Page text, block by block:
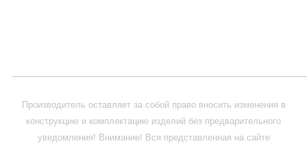
Производитель оставляет за собой право вносить изменения в
конструкцию и комплектацию изделий без предварительного
уведомления! Внимание! Вся представленная на сайте